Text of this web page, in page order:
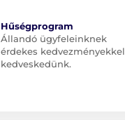
Hűségprogram
Állandó ügyfeleinknek
érdekes kedvezményekkel
kedveskedünk.